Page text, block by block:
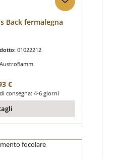
Back fermalegna
01022212
Austroflamm
normale:
€
consegna: 4-6 giorni